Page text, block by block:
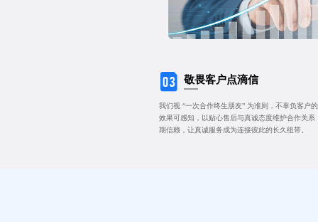
敬畏客户点滴信
我们视 “一次合作终生朋友” 为准则，不辜负客户
效果可感知，以贴心售后与真诚态度维护合作关
期信赖，让真诚服务成为连接彼此的长久纽带。